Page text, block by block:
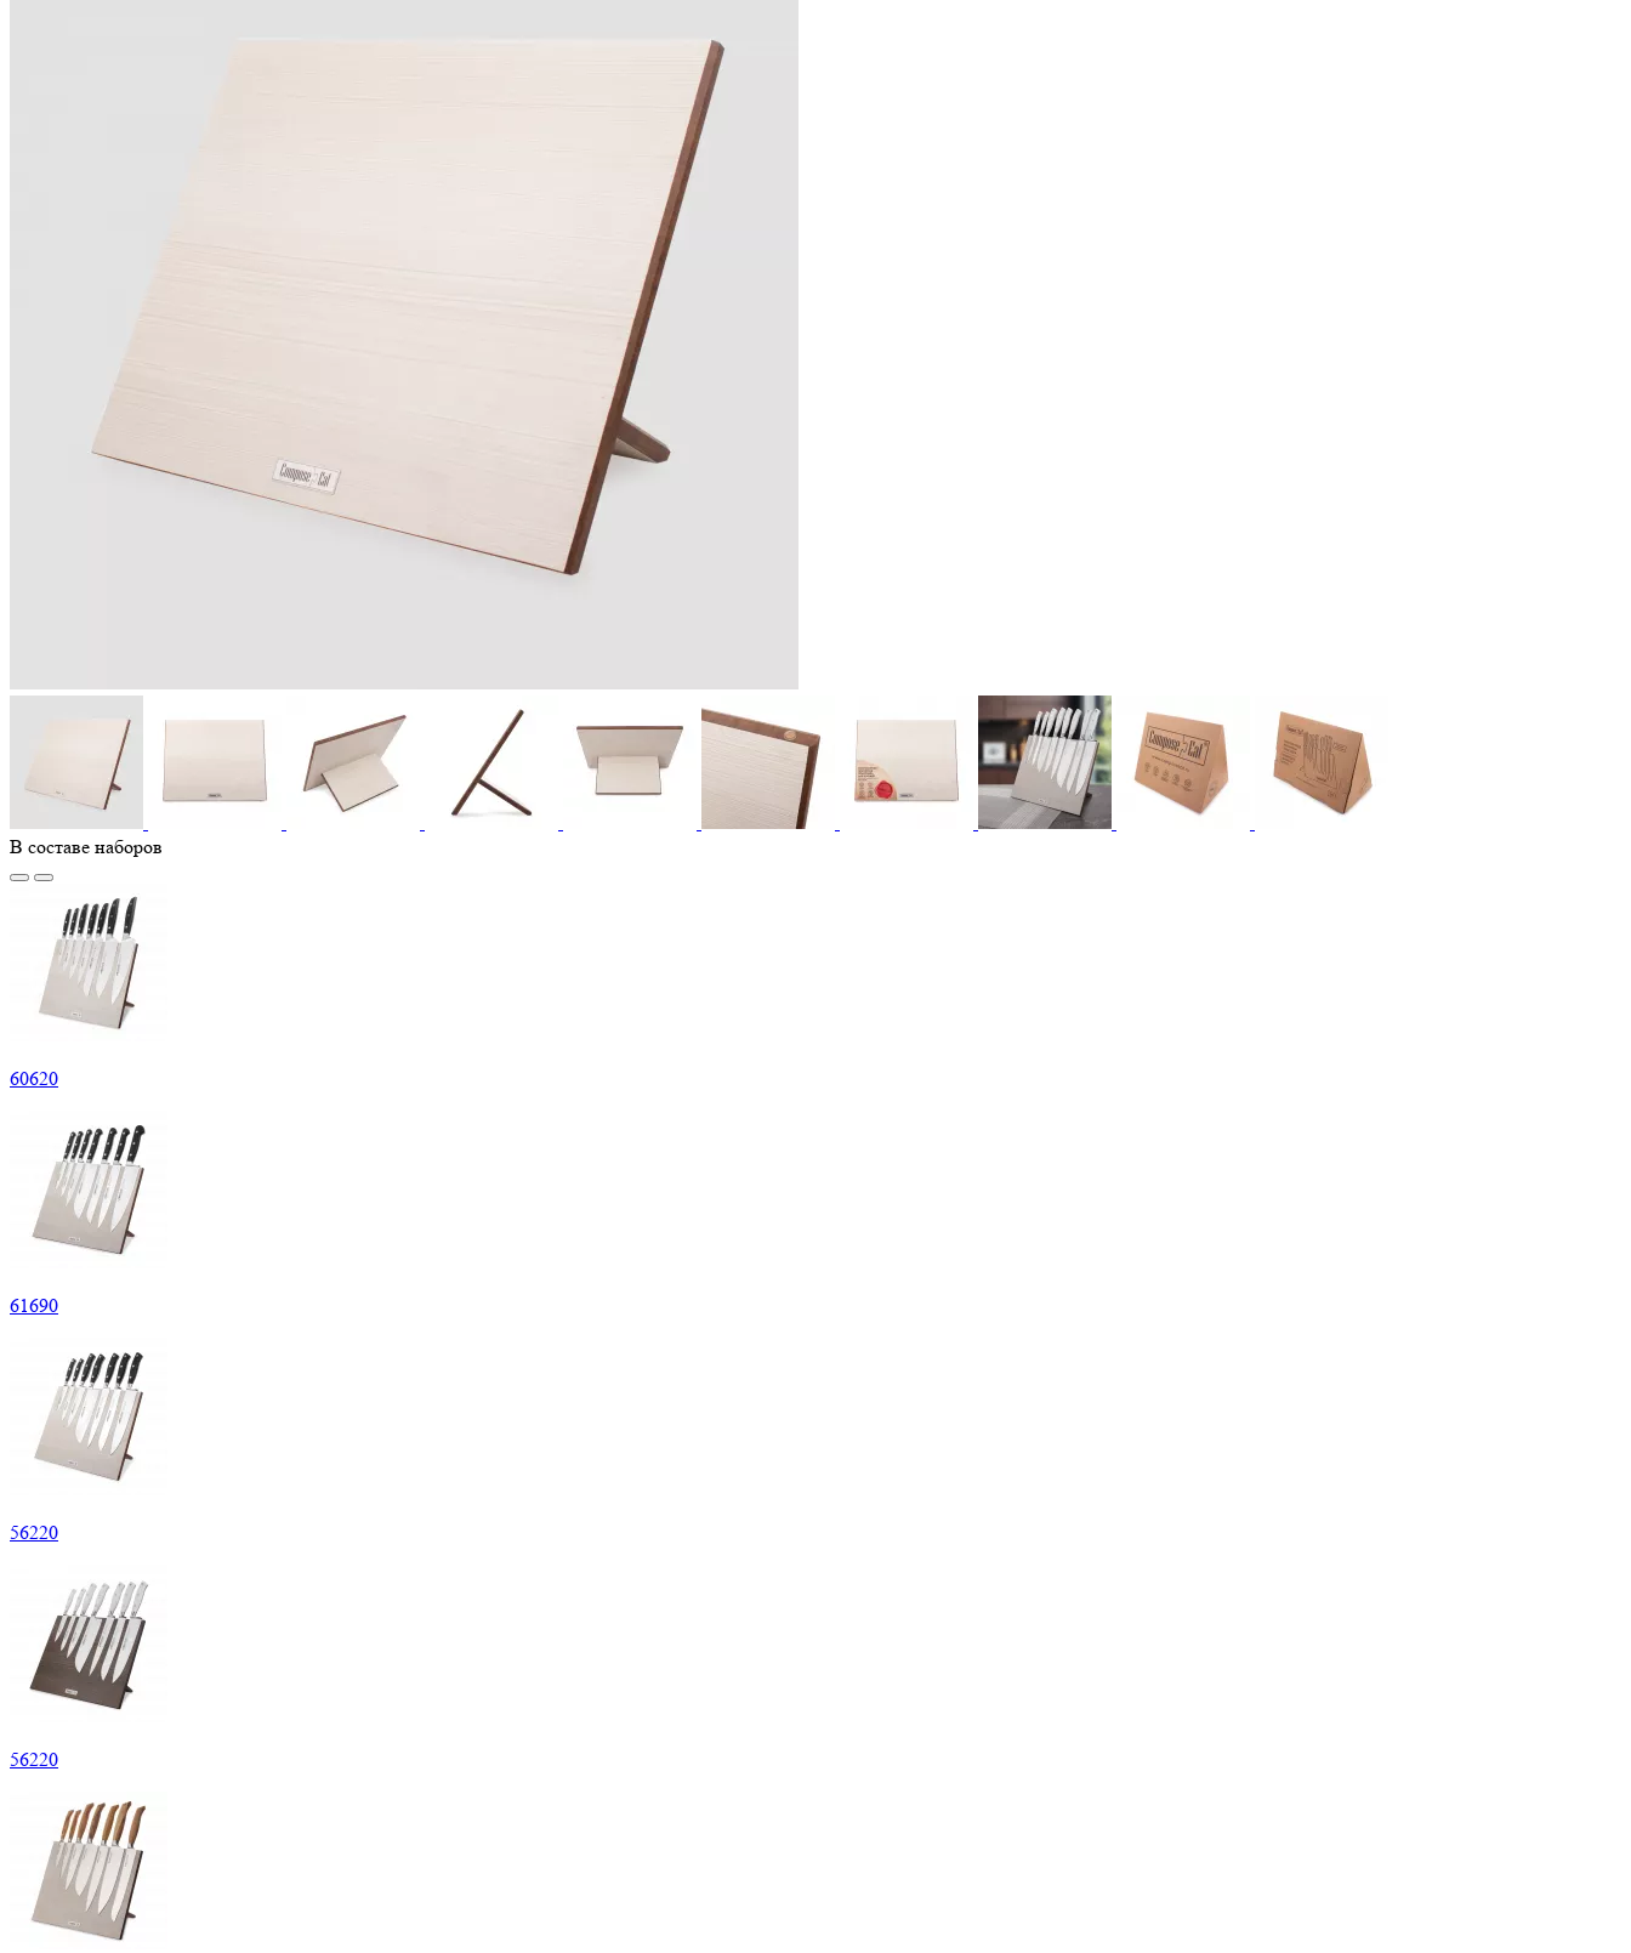
В составе наборов
60620
61690
56220
56220